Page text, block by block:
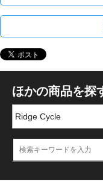
ほかの商品を探